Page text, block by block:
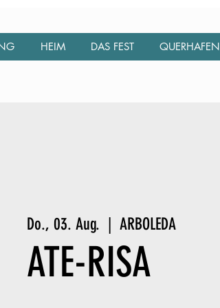
HEIM DAS FEST QUERHAFEN
Do., 03. Aug. ARBOLEDA
ATE-RISA